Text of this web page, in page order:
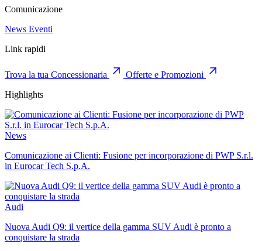
Comunicazione
News Eventi
Link rapidi
Trova la tua Concessionaria
Offerte e Promozioni
Highlights
News
Comunicazione ai Clienti: Fusione per incorporazione di PWP S.r.l.
in Eurocar Tech S.p.A.
Audi
Nuova Audi Q9: il vertice della gamma SUV Audi è pronto a
conquistare la strada